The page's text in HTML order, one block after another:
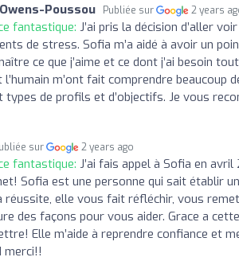
Poussou Publiée sur 2 years
fantastique: J’ai pris la décision d’aller
de stress. Sofia m’a aidé à avoir un
ce que j’aime et ce dont j’ai besoin
l’humain m’ont fait comprendre beaucoup
de profils et d’objectifs. Je vous
sur 2 years ago
fantastique: J’ai fais appel à Sofia en
Sofia est une personne qui sait établir
réussite, elle vous fait réfléchir, vous
des façons pour vous aider. Grace a
Elle m’aide à reprendre confiance et
merci!!